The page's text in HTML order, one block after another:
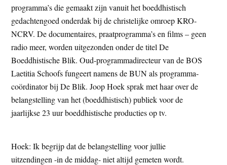
programma’s die gemaakt zijn vanuit het boeddhistisch
gedachtengoed onderdak bij de christelijke omroep KRO-
NCRV. De documentaires, praatprogramma’s en films – geen
radio meer, worden uitgezonden onder de titel De
Boeddhistische Blik. Oud-programmadirecteur van de BOS
Laetitia Schoofs fungeert namens de BUN als programma-
coördinator bij De Blik. Joop Hoek sprak met haar over de
belangstelling van het (boeddhistisch) publiek voor de
jaarlijkse 23 uur boeddhistische producties op tv.
Hoek: Ik begrijp dat de belangstelling voor jullie
uitzendingen -in de middag- niet altijd gemeten wordt.